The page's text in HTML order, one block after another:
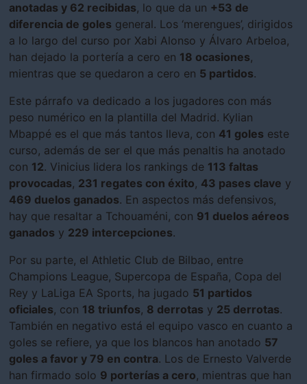
anotadas y 62 recibidas, lo que da un +53 de
diferencia de goles general. Los ‘merengues’, dirigidos
a lo largo del curso por Xabi Alonso y Álvaro Arbeloa,
han dejado la portería a cero en 18 ocasiones,
mientras que se quedaron a cero en 5 partidos.
Este párrafo va dedicado a los jugadores con más
peso numérico en la plantilla del Madrid. Kylian
Mbappé es el que más tantos lleva, con 41 goles este
curso, además de ser el que más penaltis ha anotado
con 12. Vinicius lidera los rankings de 113 faltas
provocadas, 231 regates con éxito, 43 pases clave y
469 duelos ganados. En aspectos más defensivos,
hay que resaltar a Tchouaméni, con 91 duelos aéreos
ganados y 229 intercepciones.
Por su parte, el Athletic Club de Bilbao, entre
Champions League, Supercopa de España, Copa del
Rey y LaLiga EA Sports, ha jugado 51 partidos
oficiales, con 18 triunfos, 8 derrotas y 25 derrotas.
También en negativo está el equipo vasco en cuanto a
goles se refiere, ya que los blancos han anotado 57
goles a favor y 79 en contra. Los de Ernesto Valverde
han firmado solo 9 porterías a cero, mientras que han